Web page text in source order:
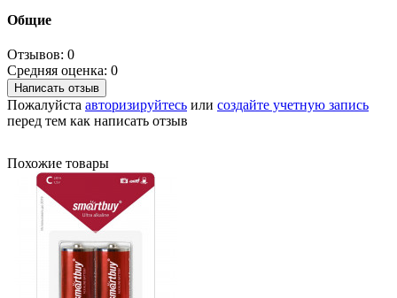
Общие
Отзывов: 0
Средняя оценка: 0
Написать отзыв
Пожалуйста авторизируйтесь или создайте учетную запись
перед тем как написать отзыв
Похожие товары